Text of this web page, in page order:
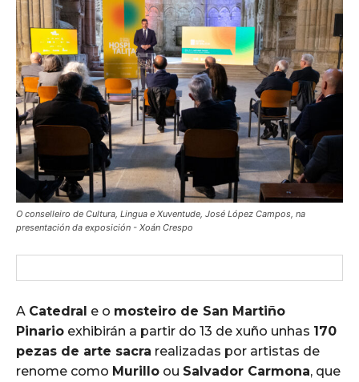
O conselleiro de Cultura, Lingua e Xuventude, José López Campos, na
presentación da exposición - Xoán Crespo
A Catedral e o mosteiro de San Martiño
Pinario exhibirán a partir do 13 de xuño unhas 170
pezas de arte sacra realizadas por artistas de
renome como Murillo ou Salvador Carmona, que